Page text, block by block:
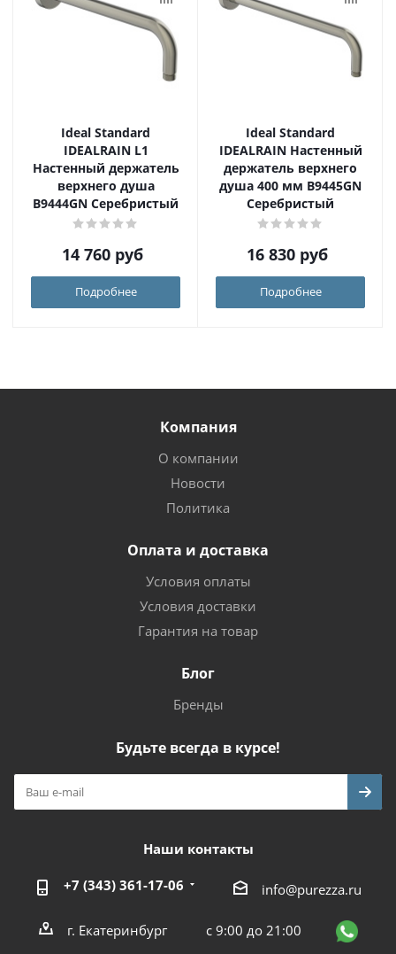
Ideal Standard
IDEALRAIN L1
Настенный держатель
верхнего душа
B9444GN Серебристый
14 760 руб
Подробнее
Ideal Standard
IDEALRAIN Настенный
держатель верхнего
душа 400 мм B9445GN
Серебристый
16 830 руб
Подробнее
Компания
О компании
Новости
Политика
Оплата и доставка
Условия оплаты
Условия доставки
Гарантия на товар
Блог
Бренды
Будьте всегда в курсе!
Наши контакты
+7 (343) 361-17-06 info@purezza.ru
г. Екатеринбург с 9:00 до 21:00